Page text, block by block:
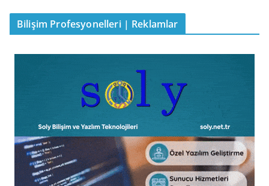
Bilişim Profesyonelleri | Reklamlar